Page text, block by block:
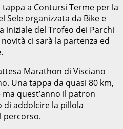
a Contursi Terme per la
Sele organizzata da Bike e
iniziale del Trofeo dei Parchi
ci sarà la partenza ed
Marathon di Visciano
Una tappa da quasi 80 km,
quest’anno il patron
di addolcire la pillola
percorso.